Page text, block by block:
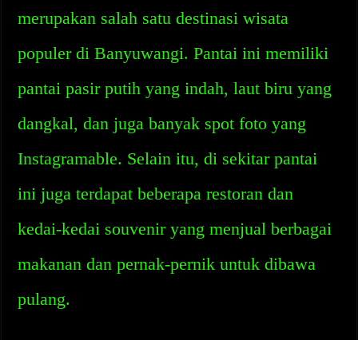
merupakan salah satu destinasi wisata
populer di Banyuwangi. Pantai ini memiliki
pantai pasir putih yang indah, laut biru yang
dangkal, dan juga banyak spot foto yang
Instagramable. Selain itu, di sekitar pantai
ini juga terdapat beberapa restoran dan
kedai-kedai souvenir yang menjual berbagai
makanan dan pernak-pernik untuk dibawa
pulang.